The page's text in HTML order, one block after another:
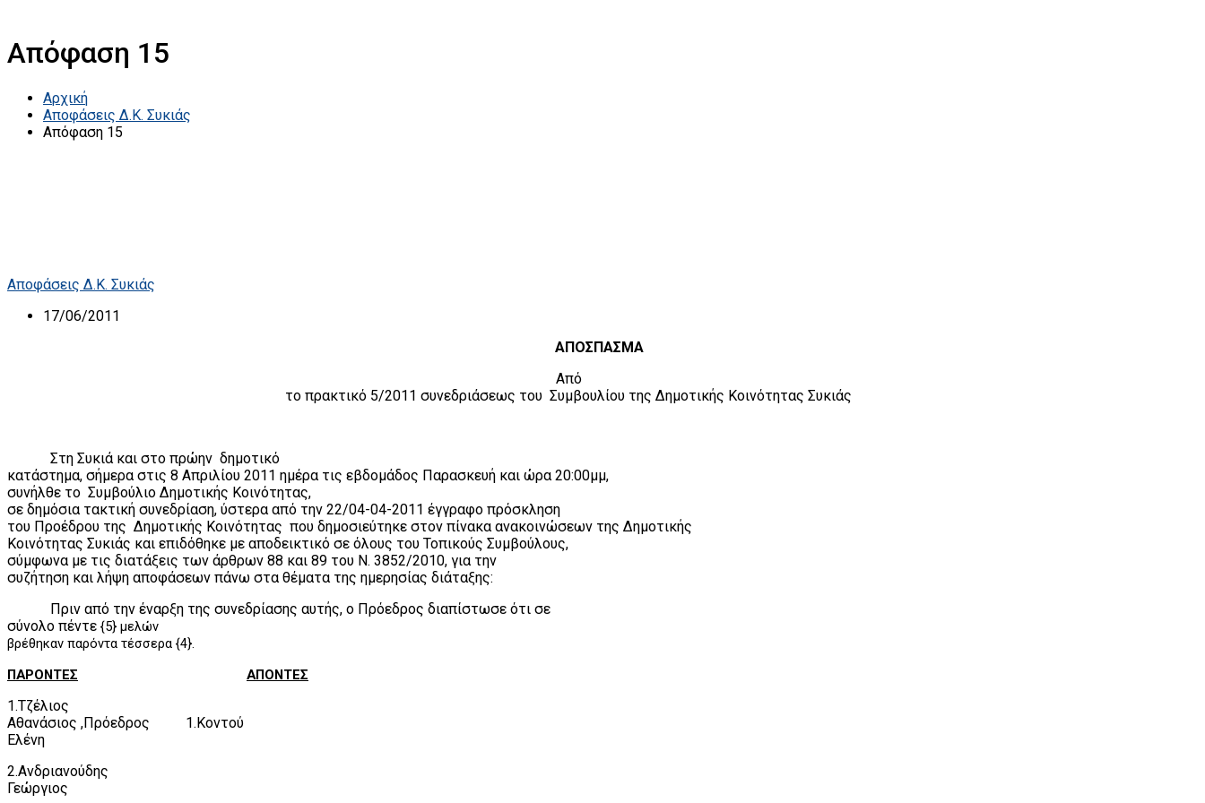
Απόφαση 15
Αρχική
Αποφάσεις Δ.Κ. Συκιάς
Απόφαση 15
Αποφάσεις Δ.Κ. Συκιάς
17/06/2011
ΑΠΟΣΠΑΣΜΑ
Από
το πρακτικό 5/2011 συνεδριάσεως του Συμβουλίου της Δημοτικής Κοινότητας Συκιάς
Στη Συκιά και στο πρώην δημοτικό
κατάστημα, σήμερα στις 8 Απριλίου 2011 ημέρα τις εβδομάδος Παρασκευή και ώρα 20:00μμ,
συνήλθε το Συμβούλιο Δημοτικής Κοινότητας,
σε δημόσια τακτική συνεδρίαση, ύστερα από την 22/04-04-2011 έγγραφο πρόσκληση
του Προέδρου της Δημοτικής Κοινότητας που δημοσιεύτηκε στον πίνακα ανακοινώσεων της Δημοτικής
Κοινότητας Συκιάς και επιδόθηκε με αποδεικτικό σε όλους του Τοπικούς Συμβούλους,
σύμφωνα με τις διατάξεις των άρθρων 88 και 89 του Ν. 3852/2010, για την
συζήτηση και λήψη αποφάσεων πάνω στα θέματα της ημερησίας διάταξης:
Πριν από την έναρξη της συνεδρίασης αυτής, ο Πρόεδρος διαπίστωσε ότι σε
σύνολο πέντε {5} μελών
βρέθηκαν παρόντα τέσσερα {4}.
ΠΑΡΟΝΤΕΣ
ΑΠΟΝΤΕΣ
1.Τζέλιος
Αθανάσιος ,Πρόεδρος
1.Κοντού
Ελένη
2.Ανδριανούδης
Γεώργιος